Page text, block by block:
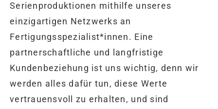
Serienproduktionen mithilfe unseres
einzigartigen Netzwerks an
Fertigungsspezialist*innen. Eine
partnerschaftliche und langfristige
Kundenbeziehung ist uns wichtig, denn wir
werden alles dafür tun, diese Werte
vertrauensvoll zu erhalten, und sind